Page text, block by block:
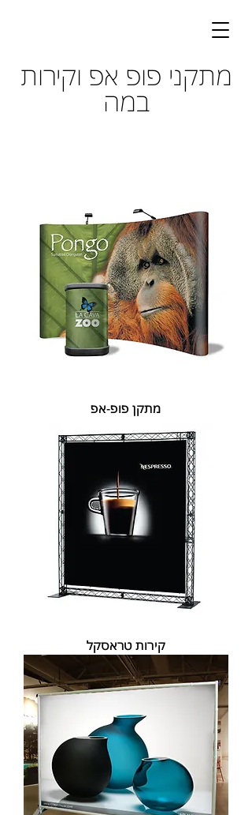
מתקני פופ אפ וקירות
במה
מתקן פופ-אפ
קירות טראסקל